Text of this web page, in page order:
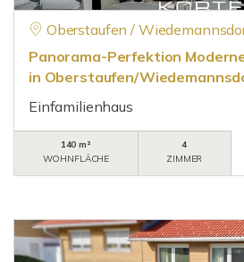
Oberstaufen /
Panorama-Perfektion
in Oberstaufen/
Einfamilienhaus
140 m²
WOHNFLÄCHE
4
ZIMMER